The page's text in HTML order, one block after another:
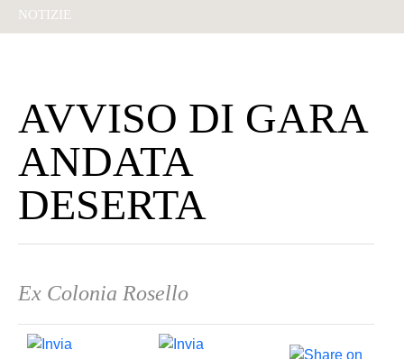
NOTIZIE
AVVISO DI GARA
ANDATA
DESERTA
Ex Colonia Rosello